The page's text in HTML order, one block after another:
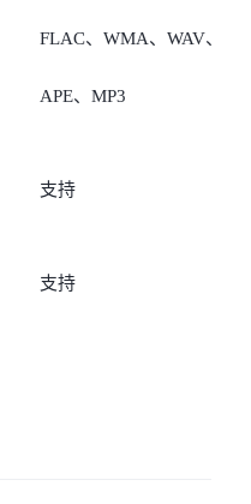
升级支持；
4、若数据卡是电信卡，非
数据卡支持“移动
5G/4G（需要开通VoLTE业
FLAC、WMA、WAV、
APE、MP3
支持
支持